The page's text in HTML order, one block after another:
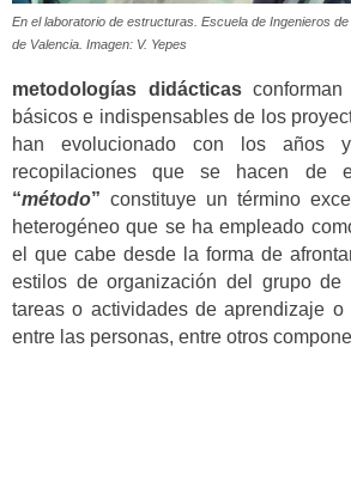
En el laboratorio de estructuras. Escuela de Ingenieros
de Valencia. Imagen: V. Yepes
metodologías didácticas
básicos e indispensables de los
han evolucionado con los años
recopilaciones que se hacen de
“método” constituye un término
heterogéneo que se ha empleado
el que cabe desde la forma de
estilos de organización del grupo
tareas o actividades de aprendizaje
entre las personas, entre otros